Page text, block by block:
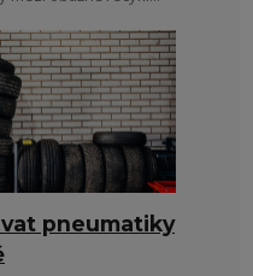
pneumatiky